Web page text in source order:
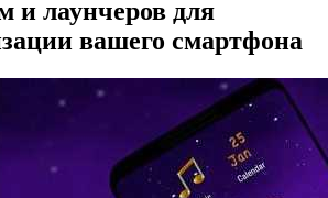
и лаунчеров для
вашего смартфона